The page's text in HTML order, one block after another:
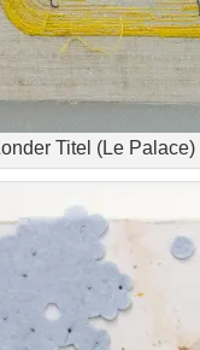
Titel (Le